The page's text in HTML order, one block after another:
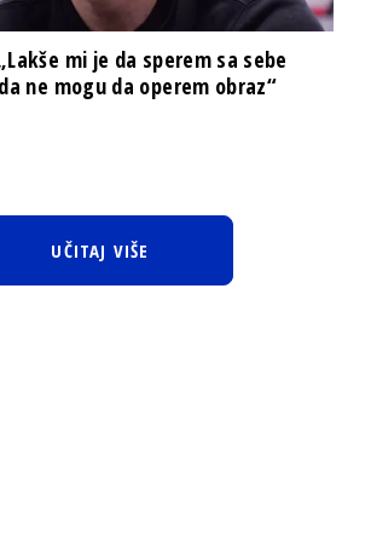
mi je da sperem sa sebe
ne mogu da operem obraz“
UČITAJ VIŠE